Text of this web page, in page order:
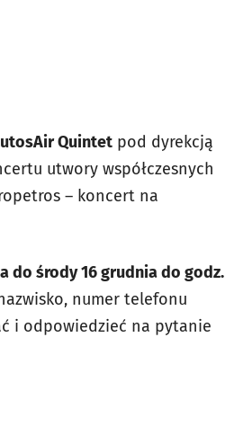
Quintet pod dyrekcją
utwory współczesnych
– koncert na
do środy 16 grudnia do godz.
numer telefonu
i odpowiedzieć na pytanie